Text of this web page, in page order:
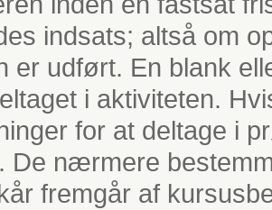
indsats; altså om
er udført. En blank
i aktiviteten.
for at deltage i
De nærmere
fremgår af